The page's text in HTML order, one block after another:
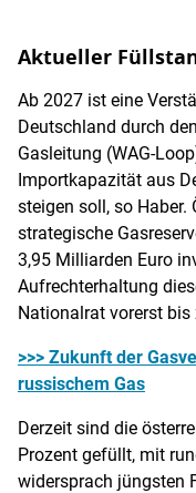
Aktueller
Ab 2027 ist eine
Deutschland durch
Gasleitung (WAG-
Importkapazität aus
steigen soll, so Haber.
strategische
3,95 Milliarden Euro
Aufrechterhaltung
Nationalrat vorerst
>>> Zukunft der
russischem Gas
Derzeit sind die
Prozent gefüllt, mit
widersprach jüngsten